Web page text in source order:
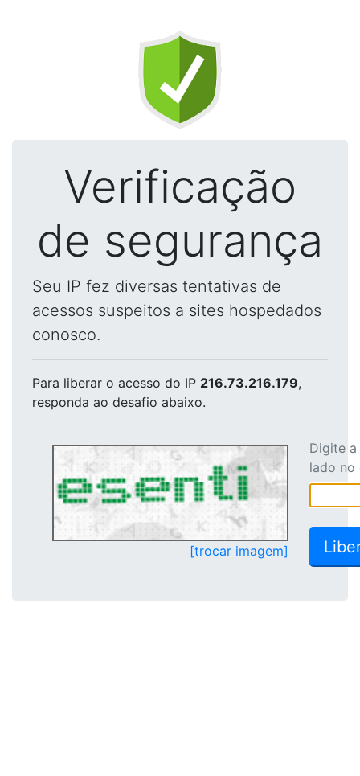
Verificação
de segurança
Seu IP fez diversas tentativas de
acessos suspeitos a sites hospedados
conosco.
Para liberar o acesso do IP 216.73.216.179,
responda ao desafio abaixo.
[trocar imagem]
Digite
lado no